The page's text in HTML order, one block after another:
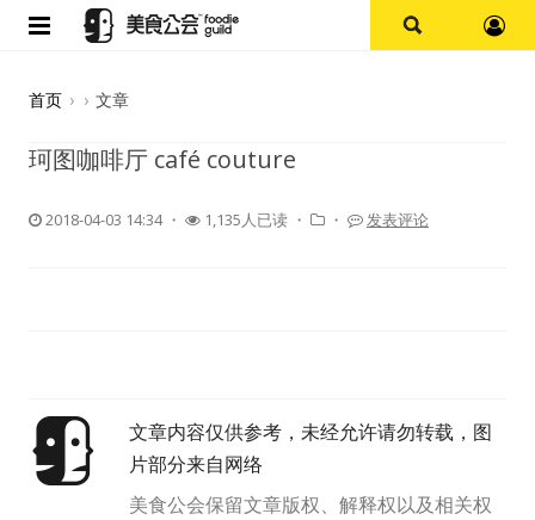
美食杂谈
资讯
首页 › › 文章
珂图咖啡厅 café couture
2018-04-03 14:34・ 1,135人已读 ・ ・ 发表评论
文章内容仅供参考，未经允许请勿转载，图
片部分来自网络
美食公会保留文章版权、解释权以及相关权